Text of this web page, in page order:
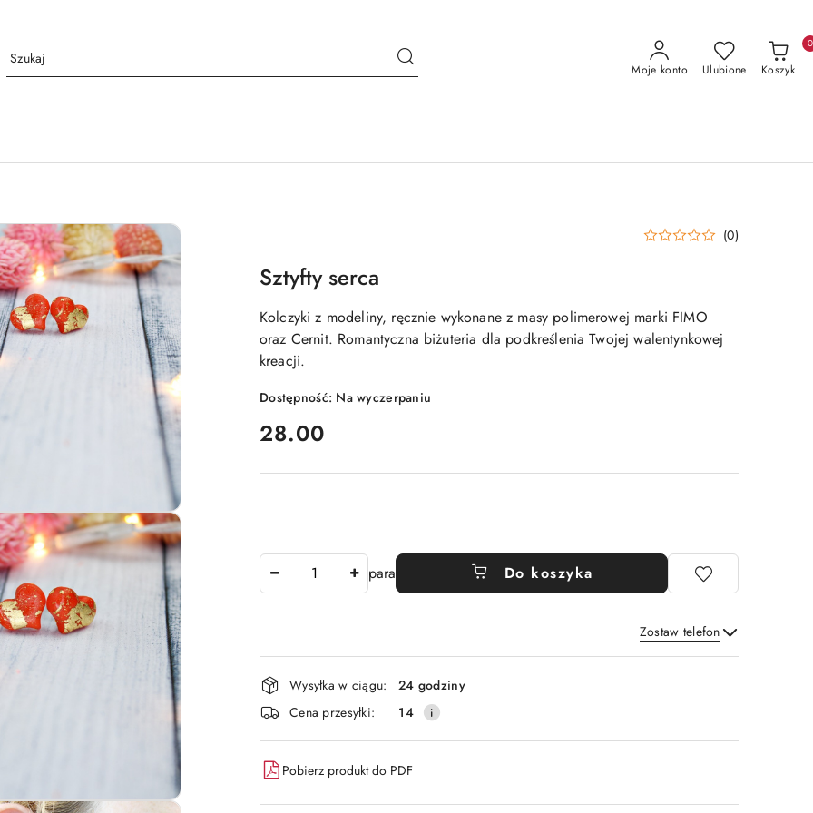
Moje konto Ulubione Koszyk
0
(0)
Sztyfty serca
Kolczyki z modeliny, ręcznie wykonane z masy polimerowej marki FIMO
oraz Cernit. Romantyczna biżuteria dla podkreślenia Twojej walentynkowej
kreacji.
Dostępność: Na wyczerpaniu
cena:
28.00
para Do koszyka
Zostaw telefon
Wyślij
Dostępność
i
dostawa
Wysyłka w ciągu:
24 godziny
Cena przesyłki:
14
Pobierz produkt do PDF